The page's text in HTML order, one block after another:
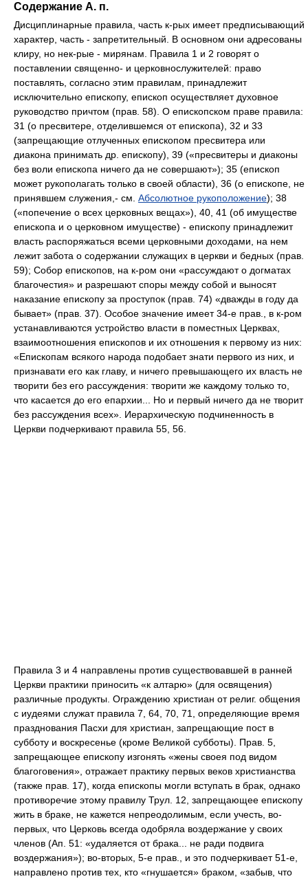
Содержание А. п.
Дисциплинарные правила, часть к-рых имеет предписывающий
характер, часть - запретительный. В основном они адресованы
клиру, но нек-рые - мирянам. Правила 1 и 2 говорят о
поставлении священно- и церковнослужителей: право
поставлять, согласно этим правилам, принадлежит
исключительно епископу, епископ осуществляет духовное
руководство причтом (прав. 58). О епископском праве правила:
31 (о пресвитере, отделившемся от епископа), 32 и 33
(запрещающие отлученных епископом пресвитера или
диакона принимать др. епископу), 39 («пресвитеры и диаконы
без воли епископа ничего да не совершают»); 35 (епископ
может рукополагать только в своей области), 36 (о епископе, не
принявшем служения,- см. Абсолютное рукоположение); 38
(«попечение о всех церковных вещах»), 40, 41 (об имуществе
епископа и о церковном имуществе) - епископу принадлежит
власть распоряжаться всеми церковными доходами, на нем
лежит забота о содержании служащих в церкви и бедных (прав.
59); Собор епископов, на к-ром они «рассуждают о догматах
благочестия» и разрешают споры между собой и выносят
наказание епископу за проступок (прав. 74) «дважды в году да
бывает» (прав. 37). Особое значение имеет 34-е прав., в к-ром
устанавливаются устройство власти в поместных Церквах,
взаимоотношения епископов и их отношения к первому из них:
«Епископам всякого народа подобает знати первого из них, и
признавати его как главу, и ничего превышающего их власть не
творити без его рассуждения: творити же каждому только то,
что касается до его епархии... Но и первый ничего да не творит
без рассуждения всех». Иерархическую подчиненность в
Церкви подчеркивают правила 55, 56.
Правила 3 и 4 направлены против существовавшей в ранней
Церкви практики приносить «к алтарю» (для освящения)
различные продукты. Ограждению христиан от религ. общения
с иудеями служат правила 7, 64, 70, 71, определяющие время
празднования Пасхи для христиан, запрещающие пост в
субботу и воскресенье (кроме Великой субботы). Прав. 5,
запрещающее епископу изгонять «жены своея под видом
благоговения», отражает практику первых веков христианства
(также прав. 17), когда епископы могли вступать в брак, однако
противоречие этому правилу Трул. 12, запрещающее епископу
жить в браке, не кажется непреодолимым, если учесть, во-
первых, что Церковь всегда одобряла воздержание у своих
членов (Ап. 51: «удаляется от брака... не ради подвига
воздержания»); во-вторых, 5-е прав., и это подчеркивает 51-е,
направлено против тех, кто «гнушается» браком, «забыв, что